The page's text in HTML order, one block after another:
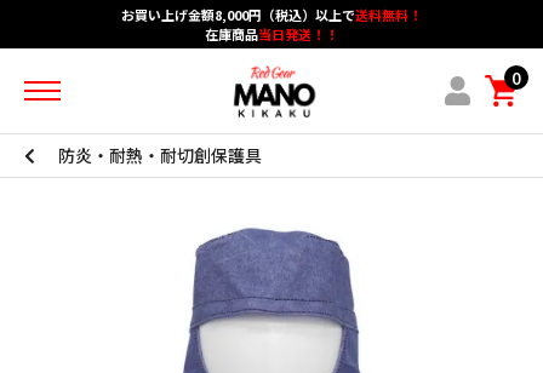
お買い上げ金額8,000円（税込）以上で送料無料！
在庫商品当日発送！！
0
防炎・耐熱・耐切創保護具
カテゴリーメニュー
アカウント
ブログメニュー
お問い合わせ